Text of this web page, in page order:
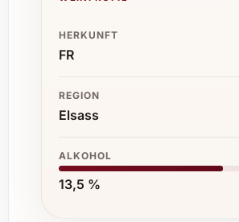
HERKUNFT
FR
REGION
Elsass
ALKOHOL
13,5 %